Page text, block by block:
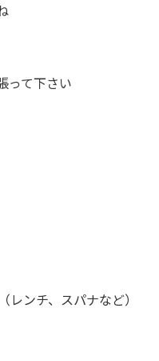
って下さい
ンチ、スパナなど）